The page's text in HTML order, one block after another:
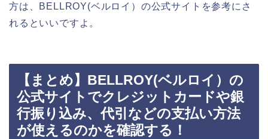
方は、BELLROY(ベルロイ）の公式サイトを参考にさ
れるといいですよ。
【まとめ】BELLROY(ベルロイ）の
公式サイトでクレジットカードや銀
行振り込み、代引などの支払い方法
が使えるのかを確認する！